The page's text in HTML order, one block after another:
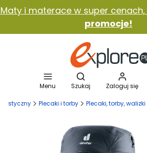
Maty i materace w super cenach,
promocje!
Menu
Otwórz wyszukiwarkę
Szukaj Zaloguj się
Plecaki i torby Plecaki, torby, walizki